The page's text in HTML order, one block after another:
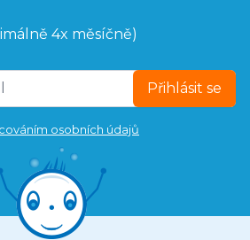
4x měsíčně)
Přihlásit se
osobních údajů